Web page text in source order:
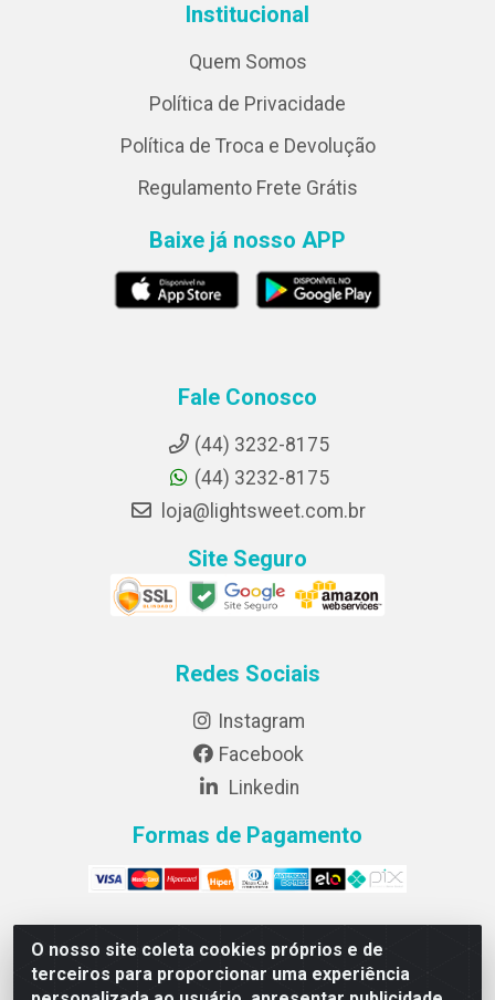
O nosso site coleta cookies próprios e de
terceiros para proporcionar uma experiência
Institucional
Quem Somos
Política de Privacidade
Política de Troca e Devolução
Regulamento Frete Grátis
Baixe já nosso APP
Fale Conosco
(44) 3232-8175
(44) 3232-8175
loja@lightsweet.com.br
Site Seguro
Redes Sociais
Instagram
Facebook
Linkedin
Formas de Pagamento
Lightsweet Industria e comercio de Alimentos LTDA -
CNPJ 82.015.652/0001-64 - Rodovia BR 376, km 188,